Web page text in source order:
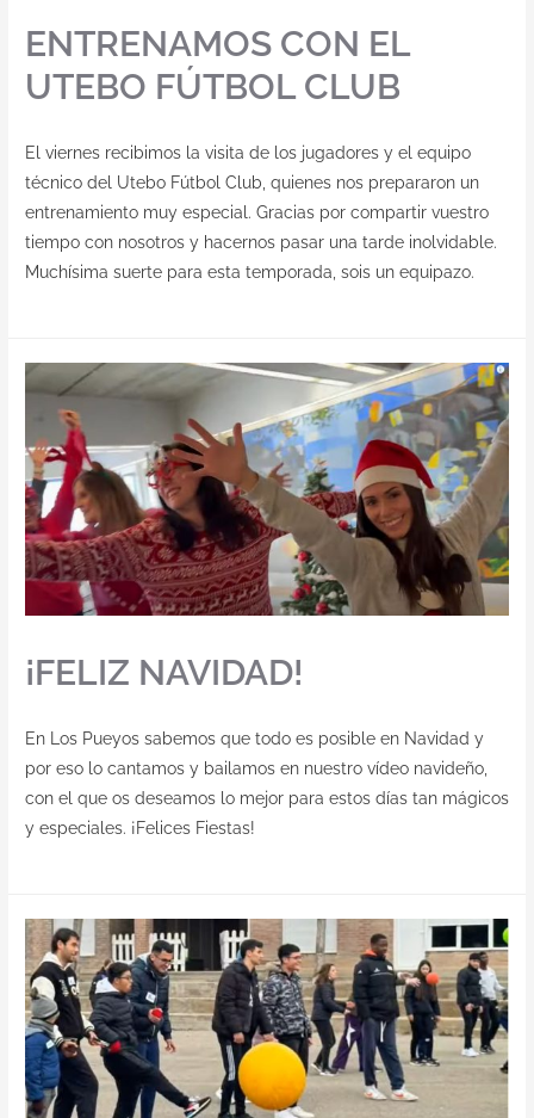
ENTRENAMOS CON EL
UTEBO FÚTBOL CLUB
El viernes recibimos la visita de los jugadores y el equipo
técnico del Utebo Fútbol Club, quienes nos prepararon un
entrenamiento muy especial. Gracias por compartir vuestro
tiempo con nosotros y hacernos pasar una tarde inolvidable.
Muchísima suerte para esta temporada, sois un equipazo.
¡FELIZ NAVIDAD!
En Los Pueyos sabemos que todo es posible en Navidad y
por eso lo cantamos y bailamos en nuestro vídeo navideño,
con el que os deseamos lo mejor para estos días tan mágicos
y especiales. ¡Felices Fiestas!